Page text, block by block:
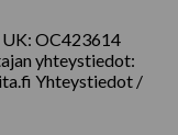
OC423614
yhteystiedot:
Yhteystiedot /